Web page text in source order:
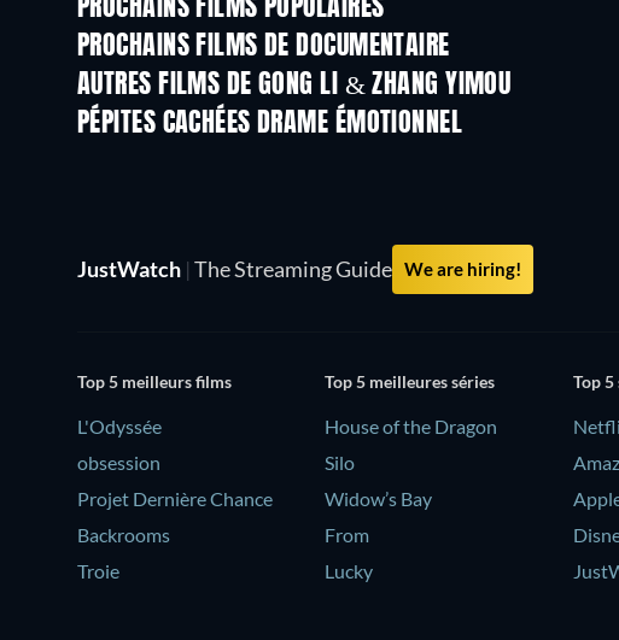
PROCHAINS FILMS POPULAIRES
PROCHAINS FILMS DE DOCUMENTAIRE
AUTRES FILMS DE GONG LI & ZHANG YIMOU
PÉPITES CACHÉES DRAME ÉMOTIONNEL
JustWatch | The Streaming Guide We are hiring!
Top 5 meilleurs films
L'Odyssée
obsession
Projet Dernière Chance
Backrooms
Troie
Top 5 meilleures séries
House of the Dragon
Silo
Widow’s Bay
From
Lucky
Top 5